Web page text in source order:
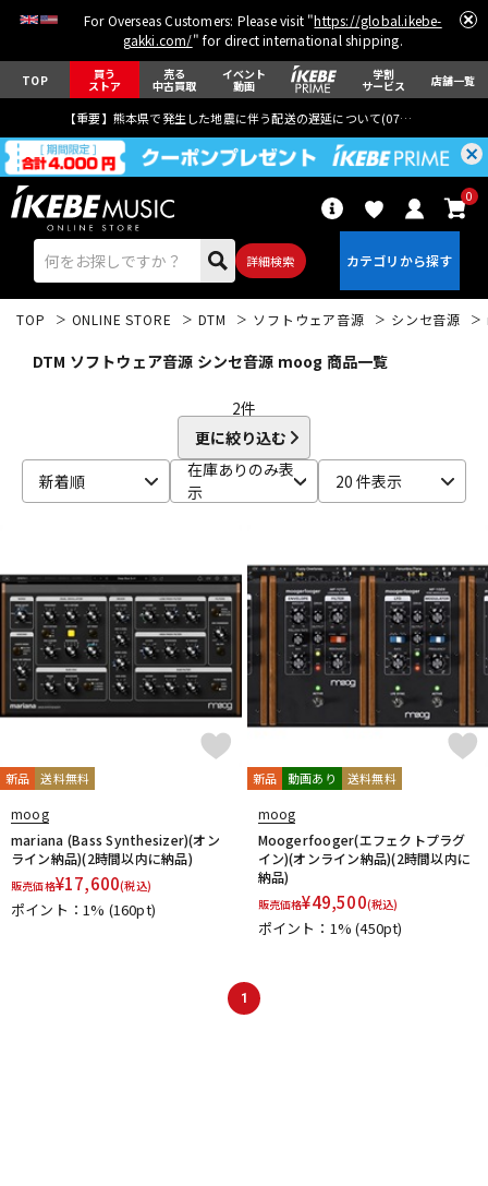
For Overseas Customers: Please visit "https://global.ikebe-
gakki.com/" for direct international shipping.
TOP 買う
ストア
売る
中古買取
イベント
動画
学割
サービス 店舗一覧
【重要】熊本県で発生した地震に伴う配送の遅延について(07月29日
詳細検索
0
ドラム パーカッション
キーボード 電子ピアノ
アンプ エフェクター
DJ機器 DTM
TOP ONLINE STORE DTM ソフトウェア音源 シンセ音源
DTM ソフトウェア音源 シンセ音源 moog 商品一覧
2件
更に絞り込む
新着順
在庫ありのみ表
示
20 件表示
新品 送料無料
moog
mariana (Bass Synthesizer)(オン
ライン納品)(2時間以内に納品)
販売価格¥17,600(税込)
ポイント：1% (160pt)
新品 動画あり 送料無料
moog
Moogerfooger(エフェクトプラグ
イン)(オンライン納品)(2時間以内に
納品)
販売価格¥49,500(税込)
ポイント：1%(450pt)
1